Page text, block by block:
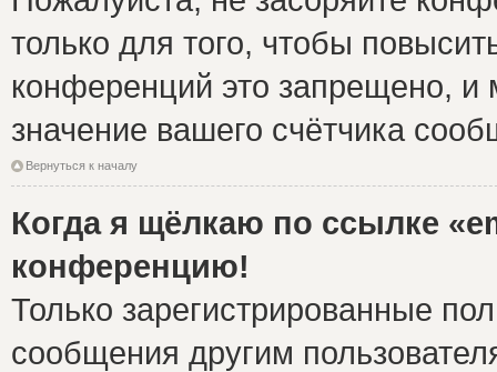
только для того, чтобы
конференций это запрещено, и
значение вашего счётчика
Вернуться к началу
Когда я щёлкаю по ссылке
конференцию!
Только зарегистрированные
сообщения другим